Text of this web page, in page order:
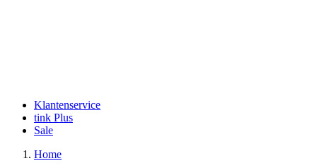
Klantenservice
tink Plus
Sale
Home